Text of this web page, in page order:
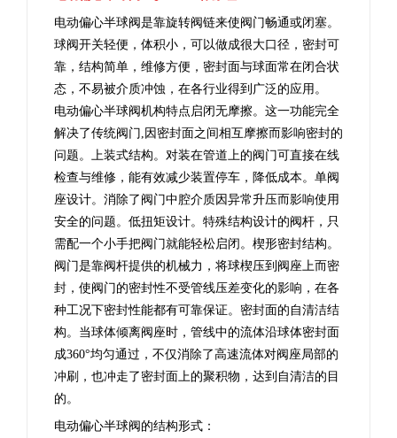
电动偏心半球阀是靠旋转阀链来使阀门畅通或闭塞。
球阀开关轻便，体积小，可以做成很大口径，密封可
靠，结构简单，维修方便，密封面与球面常在闭合状
态，不易被介质冲蚀，在各行业得到广泛的应用。
电动偏心半球阀机构特点 启闭无摩擦。这一功能完全
解决了传统阀门 ,因密封面之间相互摩擦而影响密封的
问题。上装式结构。对装在管道上的阀门可直接在线
检查与维修，能有效减少装置停车，降低成本。单阀
座设计。消除了阀门中腔介质因异常升压而影响使用
安全的问题。低扭矩设计。特殊结构设计的阀杆，只
需配一个小手把阀门就能轻松启闭。楔形密封结构。
阀门是靠阀杆提供的机械力，将球楔压到阀座上而密
封，使阀门的密封性不受管线压差变化的影响，在各
种工况下密封性能都有可靠保证。密封面的自清洁结
构。当球体倾离阀座时，管线中的流体沿球体密封面
成360°均匀通过，不仅消除了高速流体对阀座局部的
冲刷，也冲走了密封面上的聚积物，达到自清洁的目
的。
电动偏心半球阀的结构形式：